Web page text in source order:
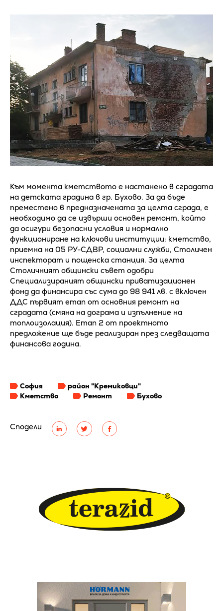
Сподели
Към момента кметството е настанено в сградата
на детската градина в гр. Бухово. За да бъде
преместено в предназначената за целта сграда, е
необходимо да се извърши основен ремонт, който
да осигури безопасни условия и нормално
функциониране на ключови институции: кметство,
приемна на 05 РУ-СДВР, социални служби, Столичен
инспекторат и пощенска станция. За целта
Столичният общински съвет одобри
Специализираният общински приватизационен
фонд да финансира със сума до 98 941 лв. с включен
ДДС първият етап от основния ремонт на
сградата (смяна на дограма и изпълнение на
топлоизолация). Етап 2 от проектното
предложение ще бъде реализиран през следващата
финансова година.
София
район "Кремиковци"
Кметство
Ремонт Бухово